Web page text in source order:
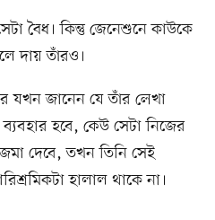
বৈধ। কিন্তু জেনেশুনে কাউকে
দায় তাঁরও।
যখন জানেন যে তাঁর লেখা
হবে, কেউ সেটা নিজের
দেবে, তখন তিনি সেই
হালাল থাকে না।